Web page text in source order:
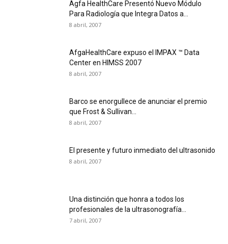
Agfa HealthCare Presentó Nuevo Módulo
Para Radiología que Integra Datos a...
8 abril, 2007
AfgaHealthCare expuso el IMPAX ™ Data
Center en HIMSS 2007
8 abril, 2007
Barco se enorgullece de anunciar el premio
que Frost & Sullivan...
8 abril, 2007
El presente y futuro inmediato del ultrasonido
8 abril, 2007
Una distinción que honra a todos los
profesionales de la ultrasonografía...
7 abril, 2007